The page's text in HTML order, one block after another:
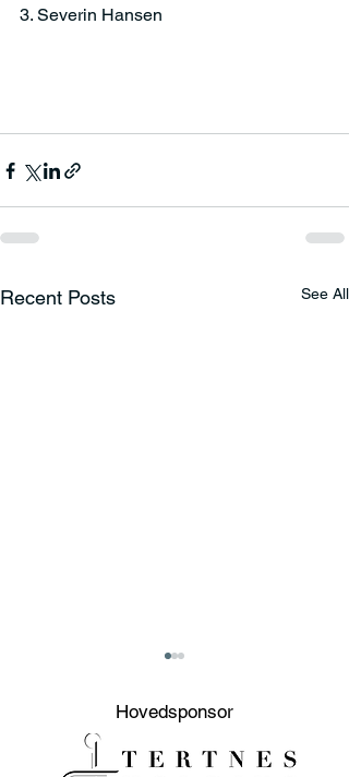
3. Severin Hansen
Recent Posts See All
Hovedsponsor